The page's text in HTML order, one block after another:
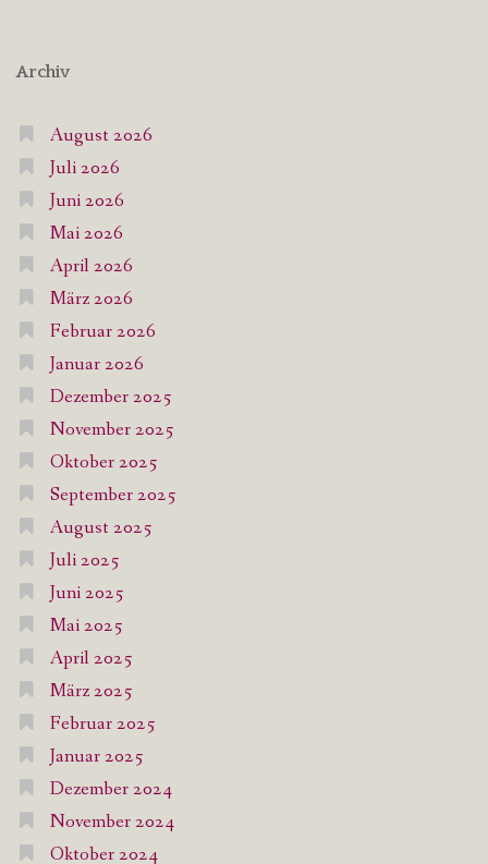
Archiv
August 2026
Juli 2026
Juni 2026
Mai 2026
April 2026
März 2026
Februar 2026
Januar 2026
Dezember 2025
November 2025
Oktober 2025
September 2025
August 2025
Juli 2025
Juni 2025
Mai 2025
April 2025
März 2025
Februar 2025
Januar 2025
Dezember 2024
November 2024
Oktober 2024